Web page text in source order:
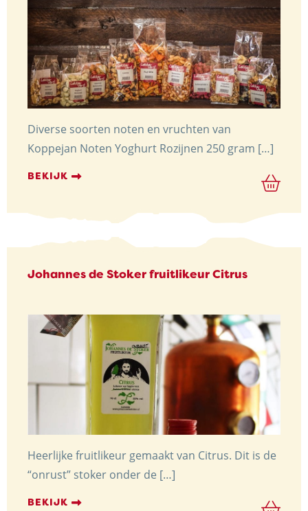
Diverse soorten noten en vruchten van
Koppejan Noten Yoghurt Rozijnen 250 gram […]
BEKIJK
Johannes de Stoker fruitlikeur Citrus
Heerlijke fruitlikeur gemaakt van Citrus. Dit is de
“onrust” stoker onder de […]
BEKIJK